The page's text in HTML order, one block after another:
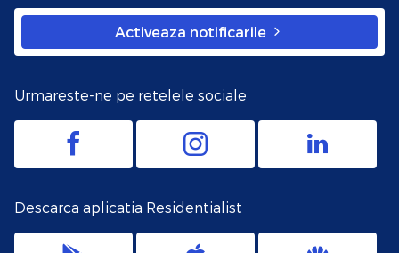
Activeaza notificarile
Urmareste-ne pe retelele sociale
Descarca aplicatia Residentialist